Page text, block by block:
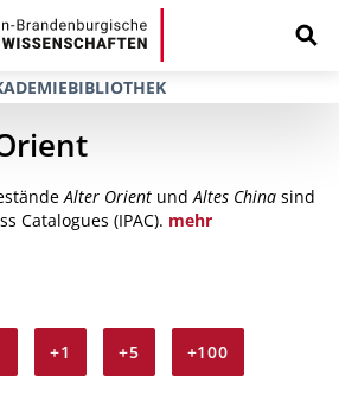
Alter Orient undAltes China sind
Catalogues (IPAC). mehr
+1 +5 +100